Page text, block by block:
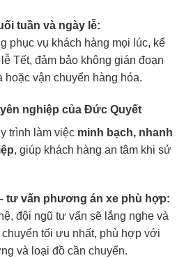
tuần và ngày lễ:
phục vụ khách hàng mọi lúc, kể
Tết, đảm bảo không gián đoạn
hoặc vận chuyển hàng hóa.
nghiệp của Đức Quyết
trình làm việc minh bạch, nhanh
, giúp khách hàng an tâm khi sử
tư vấn phương án xe phù hợp:
đội ngũ tư vấn sẽ lắng nghe và
tối ưu nhất, phù hợp với
và loại đồ cần chuyển.